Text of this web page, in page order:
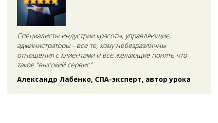
Специалисты индустрии красоты, управляющие,
администраторы - все те, кому небезразличны
отношения с клиентами и все желающие понять что
такое "высокий сервис"
Александр Лабенко, СПА-эксперт, автор урока